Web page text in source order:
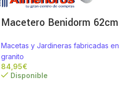
Macetero Benidorm 62cm
Macetas y Jardineras fabricadas en
granito
€
Disponible